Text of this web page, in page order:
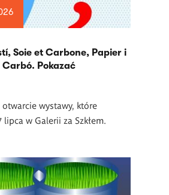
Soie et Carbone, Papier i
Pokazać
wystawy, które
w Galerii za Szkłem.